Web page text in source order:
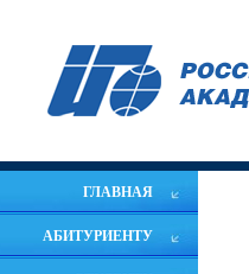
ГЛАВНАЯ
АБИТУРИЕНТУ